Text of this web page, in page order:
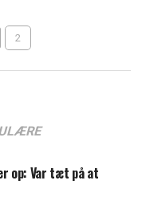
2
op: Var tæt på at